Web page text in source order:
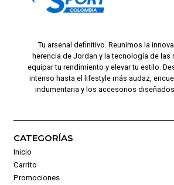
Tu arsenal definitivo. Reunimos la
herencia de Jordan y la tecnología de las
equipar tu rendimiento y elevar tu estilo.
intenso hasta el lifestyle más audaz,
indumentaria y los accesorios
CATEGORÍAS
Inicio
Carrito
Promociones